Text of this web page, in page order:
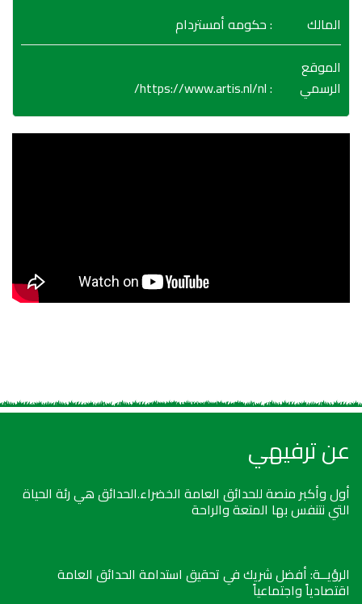
المالك
: حكومه أمستردام
الموقع
الرسمي
:
https://www.artis.nl/nl/
عن ترفيهي
أول وأكبر منصة للحدائق العامة الخضراء.الحدائق هي رئة الحياة
التي نتنفس بها المتعة والراحة
الرؤيــة: أفضل شريك في تحقيق استدامة الحدائق العامة
اقتصادياً واجتماعياً